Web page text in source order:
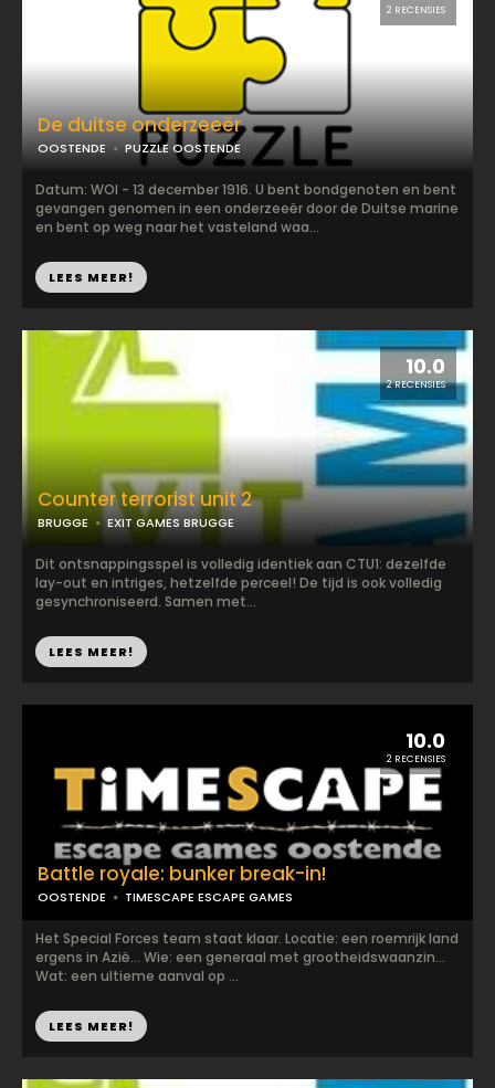
2 RECENSIES
De duitse onderzeeër
OOSTENDE PUZZLE OOSTENDE
Datum: WOI - 13 december 1916. U bent bondgenoten en bent
gevangen genomen in een onderzeeër door de Duitse marine
en bent op weg naar het vasteland waa...
LEES MEER!
10.0
2 RECENSIES
Battle royale: bunker break-in!
OOSTENDE TIMESCAPE ESCAPE GAMES
Het Special Forces team staat klaar. Locatie: een roemrijk land
ergens in Azië... Wie: een generaal met grootheidswaanzin...
Wat: een ultieme aanval op ...
LEES MEER!
10.0
2 RECENSIES
Counter terrorist unit 2
BRUGGE EXIT GAMES BRUGGE
Dit ontsnappingsspel is volledig identiek aan CTU1: dezelfde
lay-out en intriges, hetzelfde perceel! De tijd is ook volledig
gesynchroniseerd. Samen met...
LEES MEER!